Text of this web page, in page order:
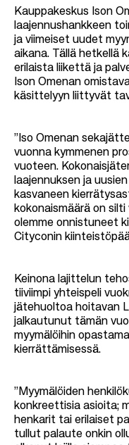
r
u
p
o
l
u
Kauppakeskus Ison
laajennushankkeen
ja viimeiset uudet
aikana. Tällä hetkellä
erilaista liikettä ja
Ison Omenan
käsittelyyn liittyvät
”Iso Omenan
vuonna kymmenen
vuoteen.
laajennuksen ja
kasvaneen
kokonaismäärä on
olemme onnistuneet
Cityconin
Keinona lajittelun
tiiviimpi yhteispeli
jätehuoltoa hoitavan
jalkautunut tämän
myymälöihin
kierrättämisessä.
”Myymälöiden
konkreettisia asioita;
henkarit tai erilaiset
tullut palaute onkin